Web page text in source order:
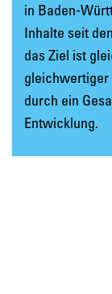
in Baden-
Inhalte seit
das Ziel ist
gleichwertiger
durch ein
Entwicklung.